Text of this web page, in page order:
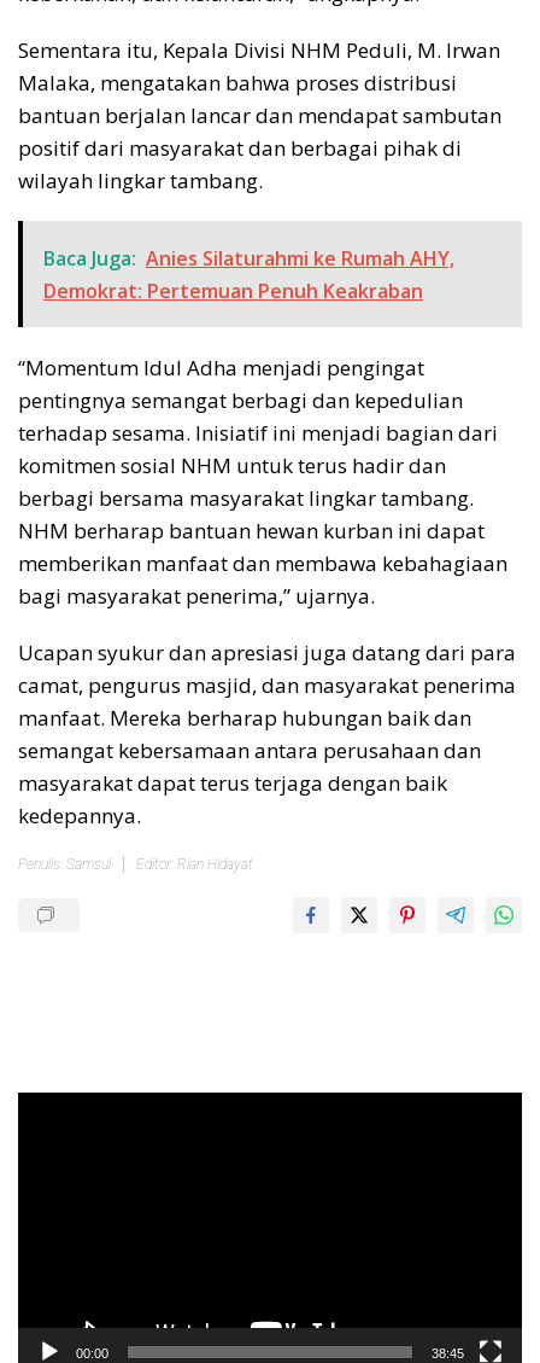
Sementara itu, Kepala Divisi NHM Peduli, M. Irwan
Malaka, mengatakan bahwa proses distribusi
bantuan berjalan lancar dan mendapat sambutan
positif dari masyarakat dan berbagai pihak di
wilayah lingkar tambang.
Baca Juga: Anies Silaturahmi ke Rumah AHY,
Demokrat: Pertemuan Penuh Keakraban
“Momentum Idul Adha menjadi pengingat
pentingnya semangat berbagi dan kepedulian
terhadap sesama. Inisiatif ini menjadi bagian dari
komitmen sosial NHM untuk terus hadir dan
berbagi bersama masyarakat lingkar tambang.
NHM berharap bantuan hewan kurban ini dapat
memberikan manfaat dan membawa kebahagiaan
bagi masyarakat penerima,” ujarnya.
Ucapan syukur dan apresiasi juga datang dari para
camat, pengurus masjid, dan masyarakat penerima
manfaat. Mereka berharap hubungan baik dan
semangat kebersamaan antara perusahaan dan
masyarakat dapat terus terjaga dengan baik
kedepannya.
Penulis: Samsul Editor: Rian Hidayat
00:00 38:45